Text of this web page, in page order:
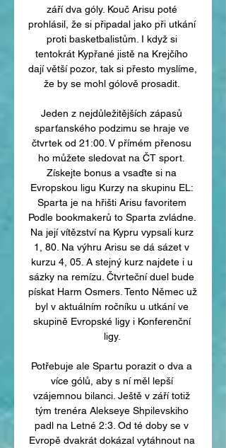
září dva góly. Kouč Arisu poté
prohlásil, že si připadal jako při utkání
proti basketbalistům. I když si
tentokrát Kypřané jistě na Krejčího
dají větší pozor, tak si přesto myslíme,
že by se mohl gólově prosadit.
Jeden z nejdůležitějších zápasů
sparťanského podzimu se hraje ve
čtvrtek od 21:00. V přímém přenosu
ho můžete sledovat na ČT sport.
Získejte bonus a vsaďte si na
Evropskou ligu Kurzy na skupinu EL:
Sparta je na hřišti Arisu favoritem
Podle bookmakerů to Sparta zvládne.
Na její vítězství na Kypru vypsali kurz
1, 80. Na výhru Arisu se dá sázet v
kurzu 4, 05. A stejný kurz najdete i u
sázky na remízu. Čtvrteční duel bude
pískat Harm Osmers. Tento Němec už
byl v aktuálním ročníku u utkání ve
skupině Evropské ligy i Konferenční
ligy.
Potřebuje ale Spartu porazit o dva a
více gólů, aby s ní měl lepší
vzájemnou bilanci. Ještě v září totiž
tým trenéra Alekseye Shpilevskiho
padl na Letné 2:3. Od té doby se v
Evropě dvakrát dokázal vytáhnout na